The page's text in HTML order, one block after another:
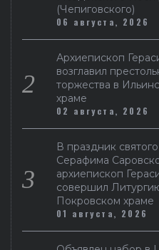
(Чепиговского)
06 августа, 2026
Архиепископ
возглавил
торжества в
храме
02 августа, 2026
В праздник святого
Серафима
архиепископ
совершил
Покровском храме
01 августа, 2026